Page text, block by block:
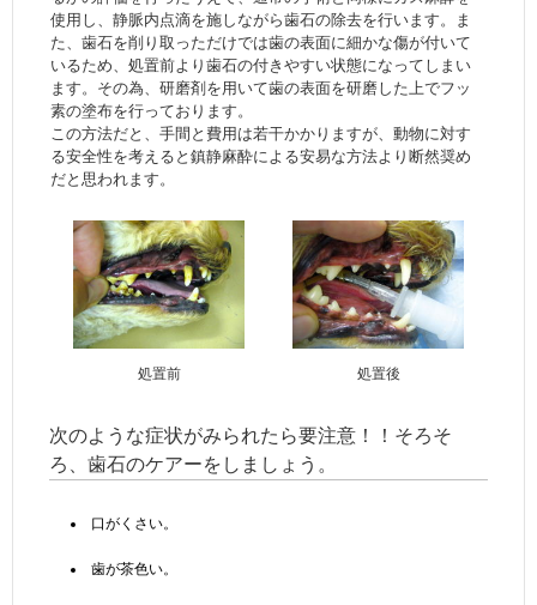
使用し、静脈内点滴を施しながら歯石の除去を行います。ま
た、歯石を削り取っただけでは歯の表面に細かな傷が付いて
いるため、処置前より歯石の付きやすい状態になってしまい
ます。その為、研磨剤を用いて歯の表面を研磨した上でフッ
素の塗布を行っております。
この方法だと、手間と費用は若干かかりますが、動物に対す
る安全性を考えると鎮静麻酔による安易な方法より断然奨め
だと思われます。
処置前 処置後
次のような症状がみられたら要注意！！そろそ
ろ、歯石のケアーをしましょう。
口がくさい。
歯が茶色い。